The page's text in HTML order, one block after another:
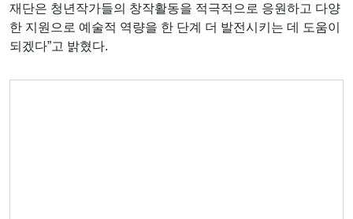
재단은 청년작가들의 창작활동을 적극적으로 응원하고 다양
한 지원으로 예술적 역량을 한 단계 더 발전시키는 데 도움이
되겠다”고 밝혔다.